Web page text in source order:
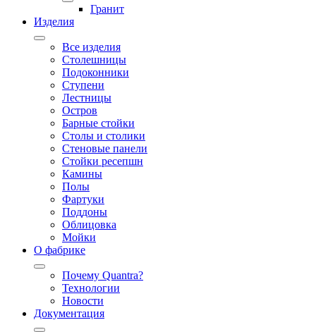
Гранит
Изделия
Все изделия
Столешницы
Подоконники
Ступени
Лестницы
Остров
Барные стойки
Столы и столики
Стеновые панели
Стойки ресепшн
Камины
Полы
Фартуки
Поддоны
Облицовка
Мойки
О фабрике
Почему Quantra?
Технологии
Новости
Документация